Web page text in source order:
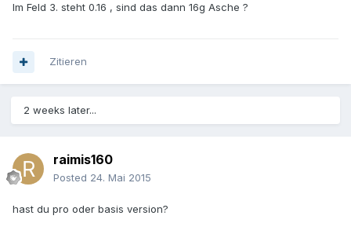
Im Feld 3. steht 0.16 , sind das dann 16g Asche ?
Zitieren
2 weeks later...
raimis160
Posted 24. Mai 2015
hast du pro oder basis version?